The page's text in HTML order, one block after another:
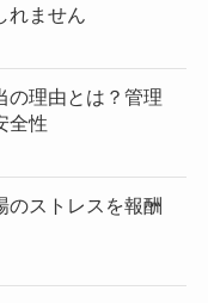
れません
の理由とは？管理
全性
のストレスを報酬